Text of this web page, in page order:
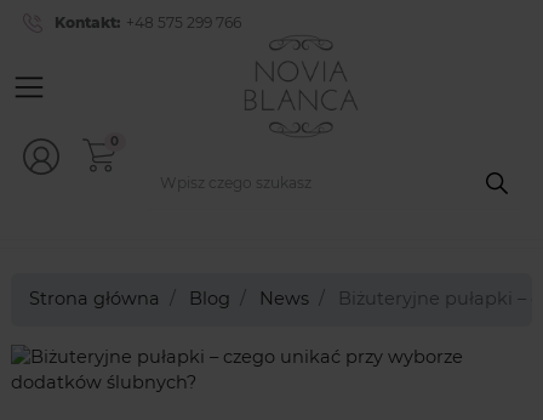
Kontakt: +48 575 299 766
0
Strona główna Blog News Biżuteryjne pułapki –